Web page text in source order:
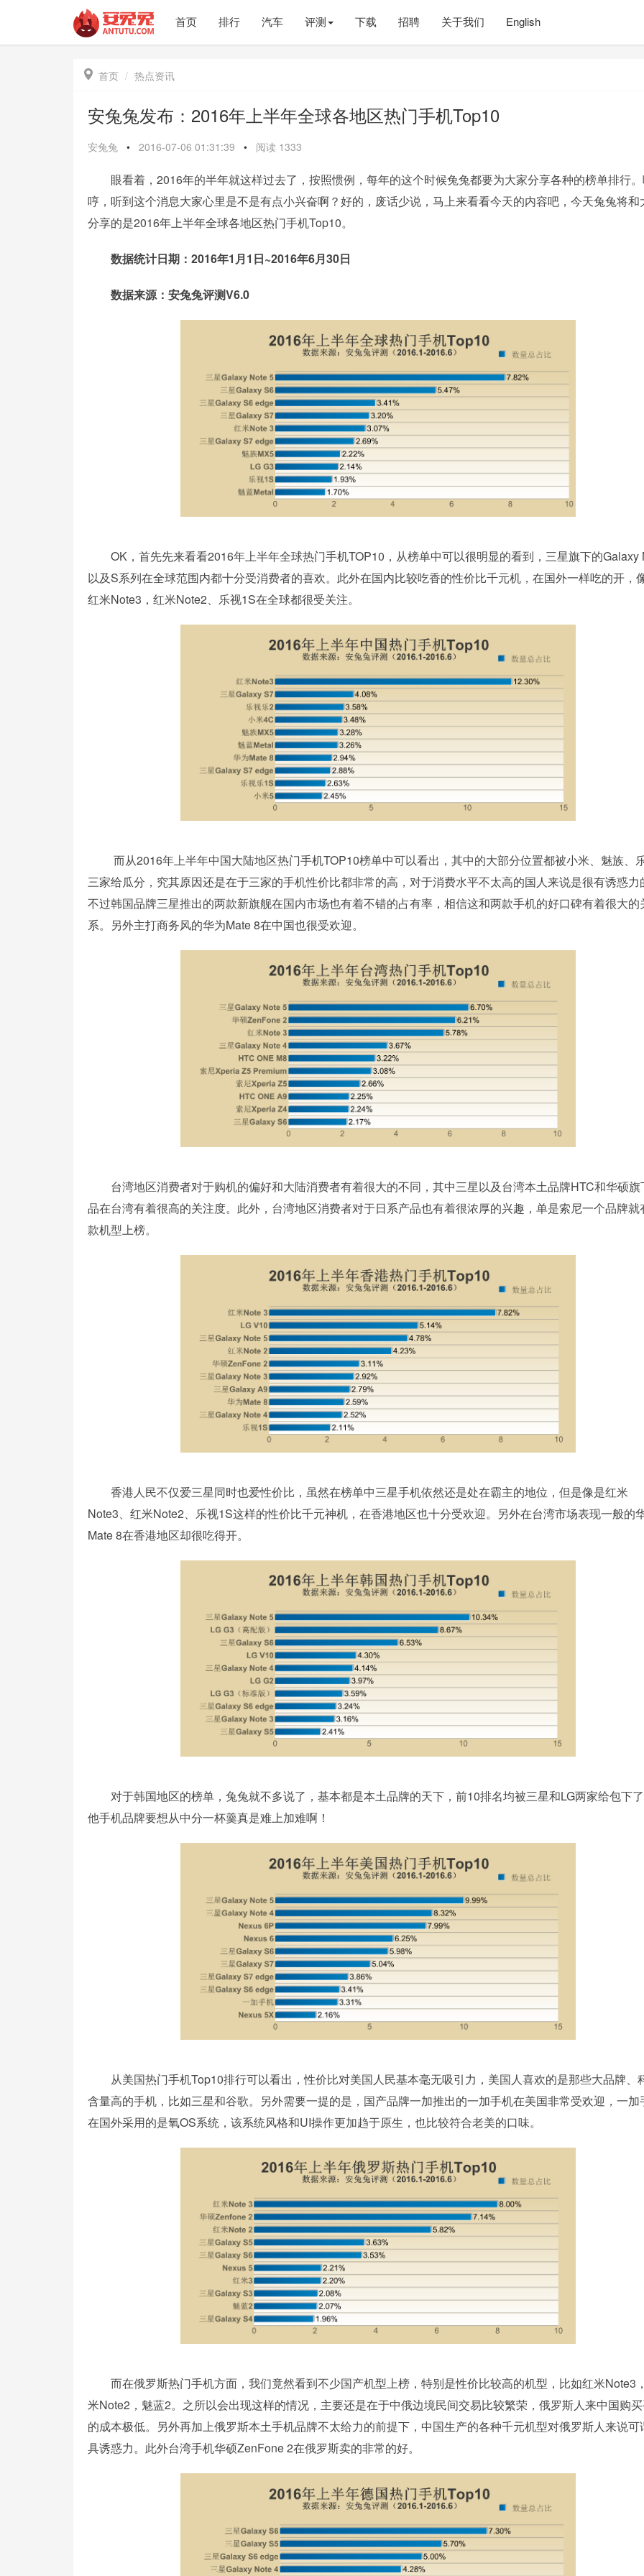
首页 排行 汽车 评测 下载 招聘 关于我们 English
 首页 热点资讯
安兔兔发布：2016年上半年全球各地区热门手机Top10
安兔兔 • 2016-07-06 01:31:39 • 阅读 1333
眼看着，2016年的半年就这样过去了，按照惯例，每年的这个时候兔兔都要为大家分享各种的榜单排行
哼，听到这个消息大家心里是不是有点小兴奋啊？好的，废话少说，马上来看看今天的内容吧，今天兔兔将和
分享的是2016年上半年全球各地区热门手机Top10。
数据统计日期：2016年1月1日~2016年6月30日
数据来源：安兔兔评测V6.0
OK，首先先来看看2016年上半年全球热门手机TOP10，从榜单中可以很明显的看到，三星旗下的Galaxy
以及S系列在全球范围内都十分受消费者的喜欢。此外在国内比较吃香的性价比千元机，在国外一样吃的开，
红米Note3，红米Note2、乐视1S在全球都很受关注。
而从2016年上半年中国大陆地区热门手机TOP10榜单中可以看出，其中的大部分位置都被小米、魅族、
三家给瓜分，究其原因还是在于三家的手机性价比都非常的高，对于消费水平不太高的国人来说是很有诱惑力
不过韩国品牌三星推出的两款新旗舰在国内市场也有着不错的占有率，相信这和两款手机的好口碑有着很大的
系。另外主打商务风的华为Mate 8在中国也很受欢迎。
台湾地区消费者对于购机的偏好和大陆消费者有着很大的不同，其中三星以及台湾本土品牌HTC和华硕旗
品在台湾有着很高的关注度。此外，台湾地区消费者对于日系产品也有着很浓厚的兴趣，单是索尼一个品牌就
款机型上榜。
香港人民不仅爱三星同时也爱性价比，虽然在榜单中三星手机依然还是处在霸主的地位，但是像是红米
Note3、红米Note2、乐视1S这样的性价比千元神机，在香港地区也十分受欢迎。另外在台湾市场表现一般的
Mate 8在香港地区却很吃得开。
对于韩国地区的榜单，兔兔就不多说了，基本都是本土品牌的天下，前10排名均被三星和LG两家给包下
他手机品牌要想从中分一杯羹真是难上加难啊！
从美国热门手机Top10排行可以看出，性价比对美国人民基本毫无吸引力，美国人喜欢的是那些大品牌、
含量高的手机，比如三星和谷歌。另外需要一提的是，国产品牌一加推出的一加手机在美国非常受欢迎，一加
在国外采用的是氧OS系统，该系统风格和UI操作更加趋于原生，也比较符合老美的口味。
而在俄罗斯热门手机方面，我们竟然看到不少国产机型上榜，特别是性价比较高的机型，比如红米Note3
米Note2，魅蓝2。之所以会出现这样的情况，主要还是在于中俄边境民间交易比较繁荣，俄罗斯人来中国购
的成本极低。另外再加上俄罗斯本土手机品牌不太给力的前提下，中国生产的各种千元机型对俄罗斯人来说可
具诱惑力。此外台湾手机华硕ZenFone 2在俄罗斯卖的非常的好。